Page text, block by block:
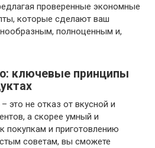
проверенные экономные
которые сделают ваш
полноценным и,
ключевые принципы
это не отказ от вкусной и
а скорее умный и
покупкам и приготовлению
советам, вы сможете